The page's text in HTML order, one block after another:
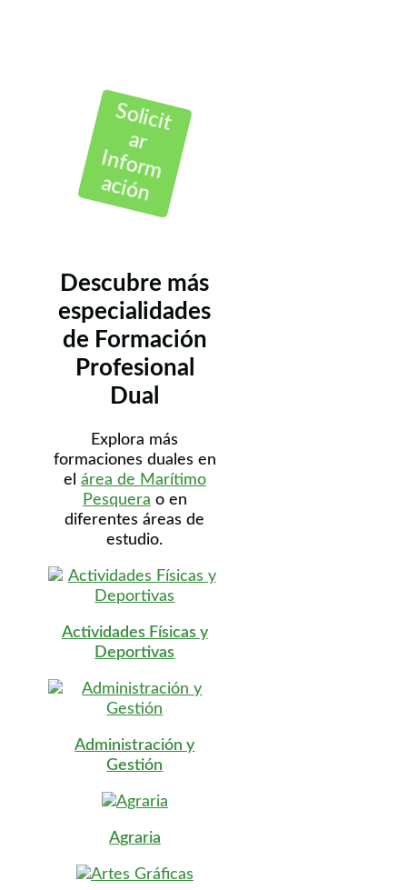
Solicit
ar
Inform
ación
Descubre más
especialidades
de Formación
Profesional
Dual
Explora más
formaciones duales en
el área de Marítimo
Pesquera o en
diferentes áreas de
estudio.
Actividades Físicas y
Deportivas
Administración y
Gestión
Agraria